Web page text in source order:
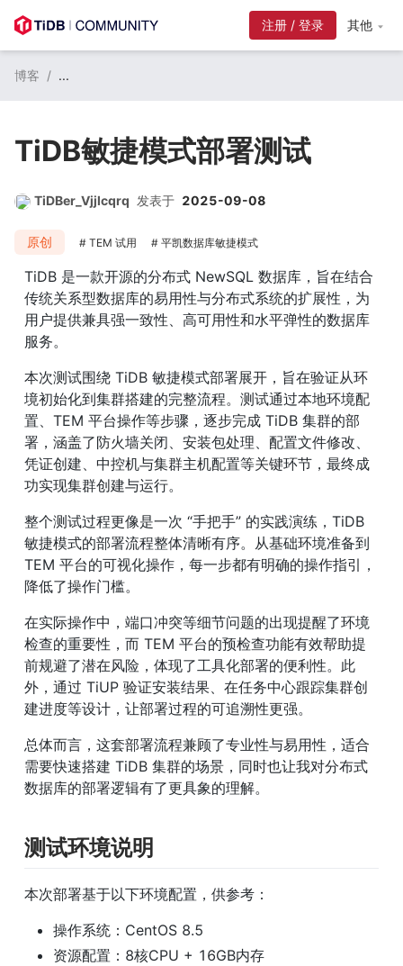
注册 / 登录 其他
博客 / ...
TiDB敏捷模式部署测试
TiDBer_Vjjlcqrq 发表于 2025-09-08
原创 TEM 试用 平凯数据库敏捷模式
TiDB 是一款开源的分布式 NewSQL 数据库，旨在结合
传统关系型数据库的易用性与分布式系统的扩展性，为
用户提供兼具强一致性、高可用性和水平弹性的数据库
服务。
本次测试围绕 TiDB 敏捷模式部署展开，旨在验证从环
境初始化到集群搭建的完整流程。测试通过本地环境配
置、TEM 平台操作等步骤，逐步完成 TiDB 集群的部
署，涵盖了防火墙关闭、安装包处理、配置文件修改、
凭证创建、中控机与集群主机配置等关键环节，最终成
功实现集群创建与运行。
整个测试过程更像是一次 “手把手” 的实践演练，TiDB
敏捷模式的部署流程整体清晰有序。从基础环境准备到
TEM 平台的可视化操作，每一步都有明确的操作指引，
降低了操作门槛。
在实际操作中，端口冲突等细节问题的出现提醒了环境
检查的重要性，而 TEM 平台的预检查功能有效帮助提
前规避了潜在风险，体现了工具化部署的便利性。此
外，通过 TiUP 验证安装结果、在任务中心跟踪集群创
建进度等设计，让部署过程的可追溯性更强。
总体而言，这套部署流程兼顾了专业性与易用性，适合
需要快速搭建 TiDB 集群的场景，同时也让我对分布式
数据库的部署逻辑有了更具象的理解。
测试环境说明
本次部署基于以下环境配置，供参考：
操作系统：CentOS 8.5
资源配置：8核CPU + 16GB内存